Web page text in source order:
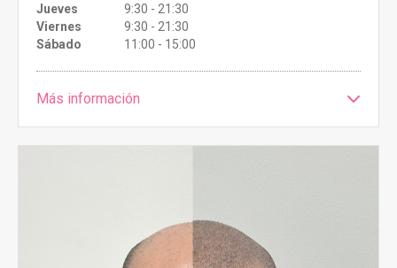
Jueves
9:30 - 21:30
Viernes
9:30 - 21:30
Sábado
11:00 - 15:00
Más información